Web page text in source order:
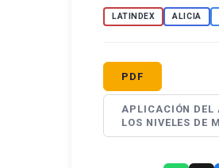
LATINDEX ALICIA
PDF
APLICACIÓN DEL
LOS NIVELES DE